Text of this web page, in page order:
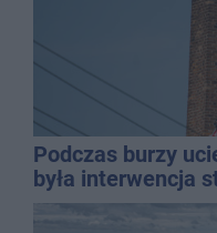
Podczas burzy
była interwencja